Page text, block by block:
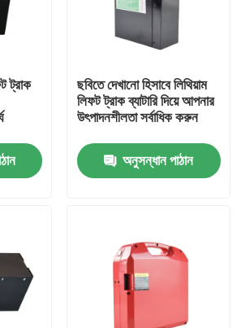
ট্রাক
ছবিতে দেখানো হিসাবে লিথিয়াম
লিফট ট্রাক ব্যাটারি দিয়ে আপনার
উৎপাদনশীলতা সর্বাধিক করুন
অনুসন্ধান পাঠান